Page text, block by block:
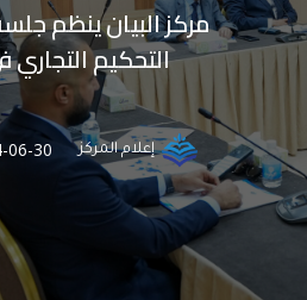
مركز البيان ينظم
التحكيم التجاري
إعلام المركز 06-30